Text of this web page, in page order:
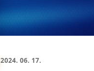
2024. 06. 17.